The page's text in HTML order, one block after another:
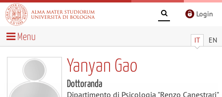
Login
IT EN
Menu
Yanyan Gao
Dottoranda
Dipartimento di Psicologia "Renzo Canestrari"